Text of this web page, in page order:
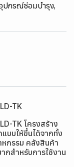
ปกรณ์ซ่อมบำรุง,
TK
TK โครงสร้าง
บบให้ขึ้นได้จากทั้ง
หกรรม คลังสินค้า
กสำหรับการใช้งาน